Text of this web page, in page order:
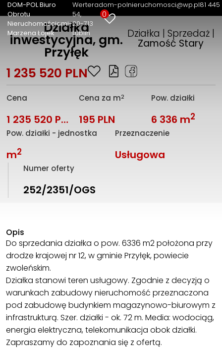
DOM-POL Biuro
Obrotu
Nieruchomościami-
Marzena Łojek
Wertera
54
20-713
Lublin
dom-polnieruchomosci@wp.pl81
0
Działka
inwestycyjna, gm.
Przyłęk
Działka | Sprzedaż |
Zamość Stary
1 235 520 PLN
Cena
1 235 520 PLN
Cena za m2
195 PLN
Pow. działki
6 336 m2
Pow. działki - jednostka
m2
Przeznaczenie
Usługowa
Numer oferty
252/2351/OGS
Opis
Do sprzedania działka o pow. 6336 m2 położona przy
drodze krajowej nr 12, w gminie Przyłęk, powiecie
zwoleńskim.
Działka stanowi teren usługowy. Zgodnie z decyzją o
warunkach zabudowy nieruchomość przeznaczona
pod zabudowę budynkiem magazynowo-biurowym z
infrastrukturą. Szer. działki - ok. 72 m. Media: wodociąg,
energia elektryczna, telekomunikacja obok działki.
Zapraszamy do zapoznania się z ofertą.